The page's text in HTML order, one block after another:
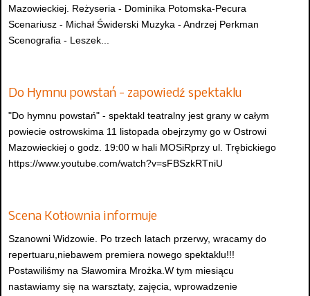
Mazowieckiej. Reżyseria - Dominika Potomska-Pecura
Scenariusz - Michał Świderski Muzyka - Andrzej Perkman
Scenografia - Leszek...
Do Hymnu powstań - zapowiedź spektaklu
"Do hymnu powstań" - spektakl teatralny jest grany w całym
powiecie ostrowskima 11 listopada obejrzymy go w Ostrowi
Mazowieckiej o godz. 19:00 w hali MOSiRprzy ul. Trębickiego
https://www.youtube.com/watch?v=sFBSzkRTniU
Scena Kotłownia informuje
Szanowni Widzowie. Po trzech latach przerwy, wracamy do
repertuaru,niebawem premiera nowego spektaklu!!!
Postawiliśmy na Sławomira Mrożka.W tym miesiącu
nastawiamy się na warsztaty, zajęcia, wprowadzenie